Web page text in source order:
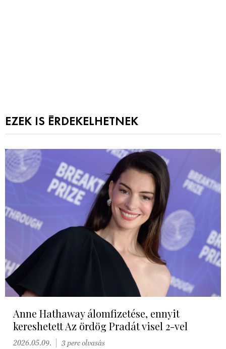
EZEK IS ÉRDEKELHETNEK
Anne Hathaway álomfizetése, ennyit
kereshetett Az ördög Pradát visel 2-vel
2026.05.09. 3 perc olvasás